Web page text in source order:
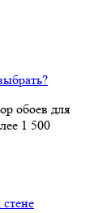
обоев для
1 500